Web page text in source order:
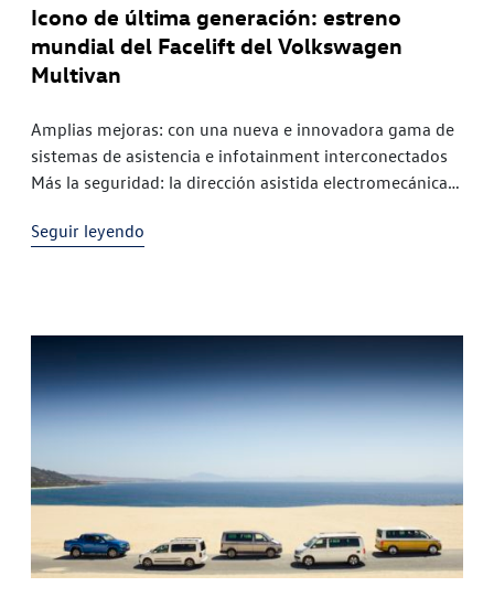
Icono de última generación: estreno
mundial del Facelift del Volkswagen
Multivan
Amplias mejoras: con una nueva e innovadora gama de
sistemas de asistencia e infotainment interconectados
Más la seguridad: la dirección asistida electromecánica
asistencia Siempre conectada: la radio digital
Seguir leyendo